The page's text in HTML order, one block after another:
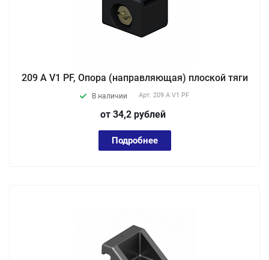
209 A V1 PF, Опора (направляющая) плоской тяги
В наличии Арт. 209 A V1 PF
от 34,2 рублей
Подробнее